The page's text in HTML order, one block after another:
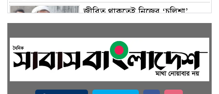
জীবিত থাকতেই নিজের ‘চল্লিশা’
করলেন বৃদ্ধ, খেলেন ২ হাজার মানুষ
বালিয়াকান্দিতে উপজেলা প্রশাসনের
আয়োজনে জুলাই গণঅভ্যুত্থান দিবস